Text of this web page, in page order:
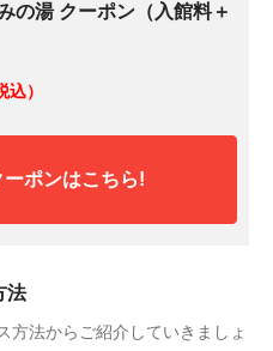
の湯 クーポン（入館料＋
）
ポンはこちら!
法
方法からご紹介していきましょ